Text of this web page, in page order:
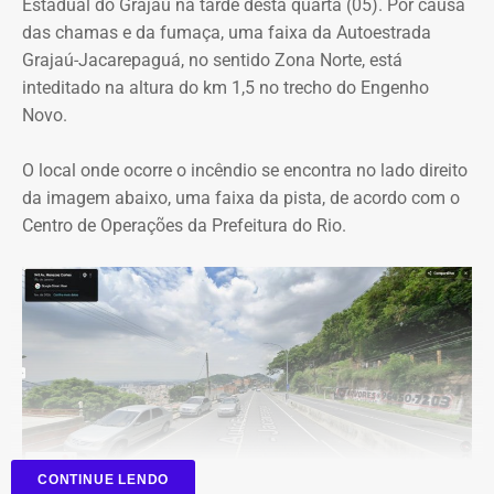
Outro ponto que chamou a atenção dos técnicos foi a
ausência de critérios objetivos para justificar a
contratação da equipe prevista. Em uma das fases do
projeto, o contrato estimava a atuação de 76
superior a R$ 28 mil. Em alguns casos, como o de
consultores especializados, os valores chegavam a quase
R$ 75 mil por profissional, sem que houvesse justificativa
Serviços pagos teriam reaproveitado
dados já existentes
O relatório também questiona a efetiva entrega dos
serviços contratados. Segundo a auditoria, uma das
etapas consistiu apenas na reorganização de
Estadual do Grajaú na tarde desta quarta (05). Por causa
das chamas e da fumaça, uma faixa da Autoestrada
Grajaú-Jacarepaguá, no sentido Zona Norte, está
inteditado na altura do km 1,5 no trecho do Engenho
Novo.
O local onde ocorre o incêndio se encontra no lado direito
da imagem abaixo, uma faixa da pista, de acordo com o
Centro de Operações da Prefeitura do Rio.
CONTINUE LENDO